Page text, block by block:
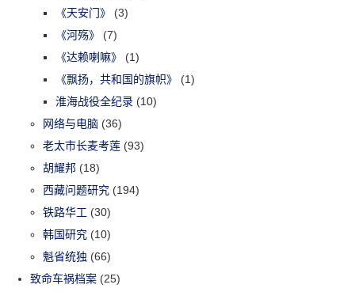
《天安门》
(3)
《河殇》
(7)
《达赖喇嘛》
(1)
《飘扬，共和国的旗帜》
(1)
淮海战役全纪录 (10)
网络与电脑 (36)
老太市长麦考莲 (93)
胡耀邦 (18)
西藏问题研究 (194)
铁路华工 (30)
韩国研究 (10)
魁省统独 (66)
致命车祸档案 (25)